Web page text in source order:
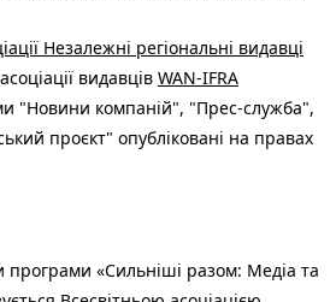
Незалежні регіональні видавці
видавців WAN-IFRA
"Новини компаній", "Прес-служба",
проєкт" опубліковані на правах
програми «Сильніші разом: Медіа та